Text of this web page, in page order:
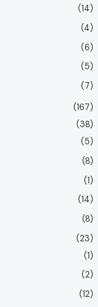
(14)
(4)
(6)
(5)
(7)
(167)
(38)
(5)
(8)
(1)
(14)
(8)
(23)
(1)
(2)
(12)